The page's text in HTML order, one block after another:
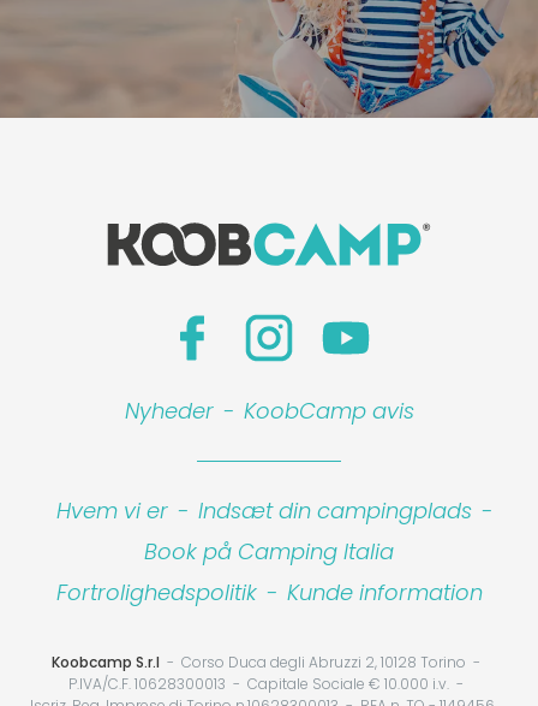
Nyheder - KoobCamp avis
Hvem vi er - Indsæt din campingplads -
Book på Camping Italia
Fortrolighedspolitik - Kunde information
Koobcamp S.r.l
Corso Duca degli Abruzzi 2, 10128 Torino
P.IVA/C.F. 10628300013
Capitale Sociale € 10.000 i.v.